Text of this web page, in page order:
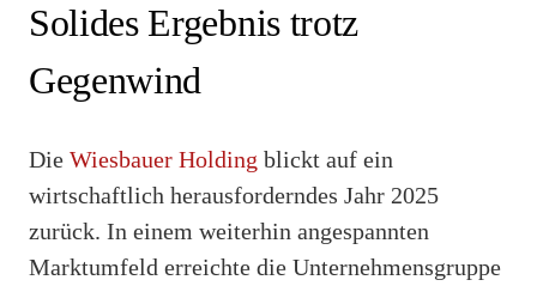
Solides Ergebnis trotz
Gegenwind
Die Wiesbauer Holding blickt auf ein
wirtschaftlich herausforderndes Jahr 2025
zurück. In einem weiterhin angespannten
Marktumfeld erreichte die Unternehmensgruppe